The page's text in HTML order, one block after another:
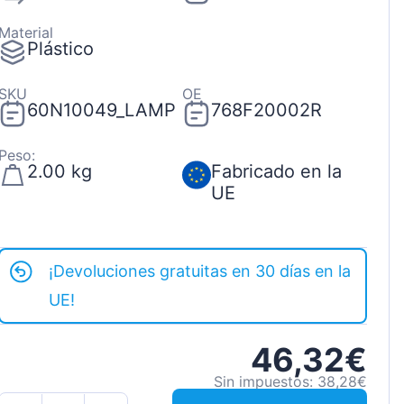
Plástico
60N10049_LAMP
OE
768F20002R
2.00 kg
Fabricado en la
UE
¡Devoluciones gratuitas en 30 días en la
UE!
46,32€
Sin impuestos: 38,28€